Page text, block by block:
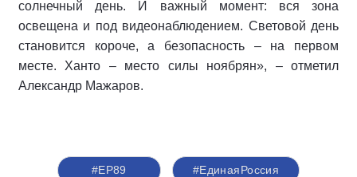
солнечный день. И важный момент: вся зона
освещена и под видеонаблюдением. Световой день
становится короче, а безопасность – на первом
месте. Ханто – место силы ноябрян», – отметил
Александр Мажаров.
#ЕР89 #‎ЕдинаяРоссия